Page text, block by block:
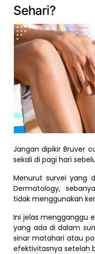
Sehari?
Jangan dipikir Bruver
sekali di pagi hari
Menurut survei yang
Dermatology,
tidak menggunakan
Ini jelas mengganggu
yang ada di dalam
sinar matahari atau
efektivitasnya setelah